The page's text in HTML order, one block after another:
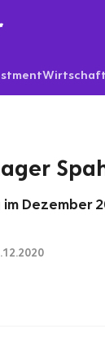
Wirtschaft
Dezember